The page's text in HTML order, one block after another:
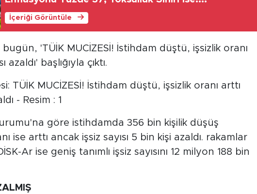
İçeriği Görüntüle
bugün, 'TÜİK MUCİZESİ! İstihdam düştü, işsizlik oranı
azaldı' başlığıyla çıktı.
göre istihdamda 356 bin kişilik düşüş
ise arttı ancak işsiz sayısı 5 bin kişi azaldı. rakamlar
Ar ise geniş tanımlı işsiz sayısını 12 milyon 188 bin